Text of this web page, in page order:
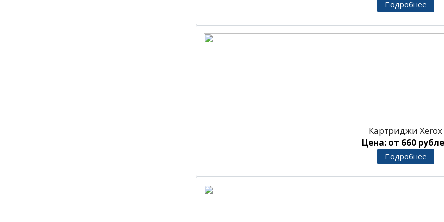
Подробнее
Картриджи Xerox
Цена: от 660
Подробнее